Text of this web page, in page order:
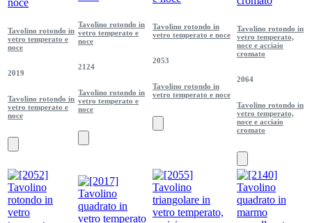
Tavolino rotondo in
vetro temperato e
noce
2019
Tavolino rotondo in
vetro temperato e
noce
Tavolino rotondo in
vetro temperato e
noce
2124
Tavolino rotondo in
vetro temperato e
noce
Tavolino rotondo in
vetro temperato e noce
2053
Tavolino rotondo in
vetro temperato e noce
Tavolino rotondo in
vetro temperato,
noce e acciaio
cromato
2064
Tavolino rotondo in
vetro temperato,
noce e acciaio
cromato